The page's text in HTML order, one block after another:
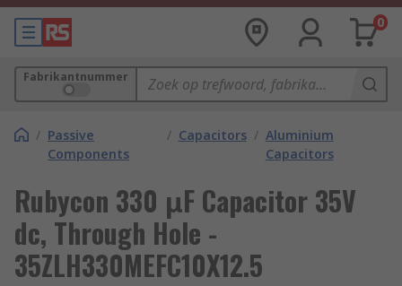
0
Fabrikantnummer
/ Passive
Components
/ Capacitors / Aluminium
Capacitors
Rubycon 330 μF Capacitor 35V
dc, Through Hole -
35ZLH330MEFC10X12.5